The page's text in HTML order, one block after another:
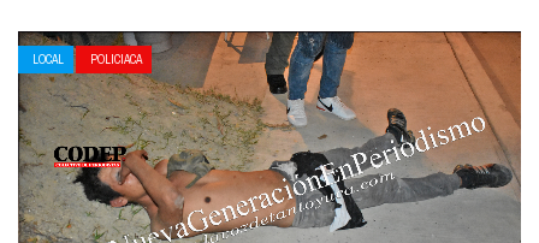
LOCAL POLICIACA